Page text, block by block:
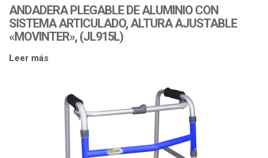
ANDADERA PLEGABLE DE ALUMINIO CON
SISTEMA ARTICULADO, ALTURA AJUSTABLE
«MOVINTER», (JL915L)
Leer más